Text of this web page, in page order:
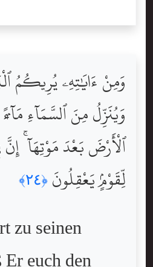
وَمِنْ ءَايَٰتِهِۦ يُرِيكُمُ
وَيُنَزِّلُ مِنَ ٱلسَّمَآءِ
ٱلْأَرْضَ بَعْدَ مَوْتِهَآ
لِّقَوْمٍۢ يَعْقِلُونَ ﴿٢٤﴾
zu seinen